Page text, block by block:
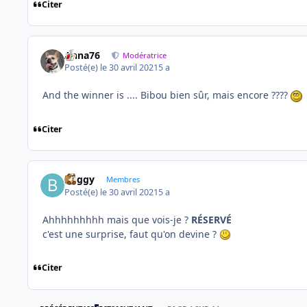
Citer
Anna76 Modératrice
Posté(e) le 30 avril 20215 a
And the winner is .... Bibou bien sûr, mais encore ????
Citer
buggy Membres
Posté(e) le 30 avril 20215 a
Ahhhhhhhhh mais que vois-je ? RÉSERVÉ
c'est une surprise, faut qu'on devine ?
Citer